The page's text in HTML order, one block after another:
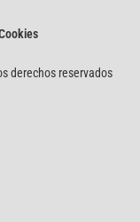
derechos reservados